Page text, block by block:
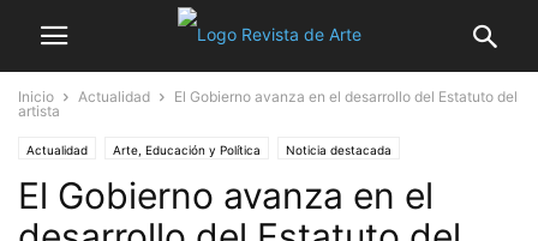
Inicio Actualidad
El Gobierno avanza en el desarrollo del Estatuto del
artista
Actualidad Arte, Educación y Política Noticia destacada
El Gobierno avanza en el